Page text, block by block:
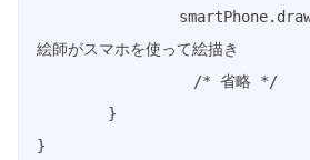
		smartPhone
.
絵師がスマホを使って絵描き
/* 省略 */
}
}